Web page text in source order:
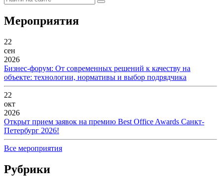
Мероприятия
22
сен
2026
Бизнес-форум: От современных решений к качеству на
объекте: технологии, нормативы и выбор подрядчика
22
окт
2026
Открыт прием заявок на премию Best Office Awards Санкт-
Петербург 2026!
Все мероприятия
Рубрики